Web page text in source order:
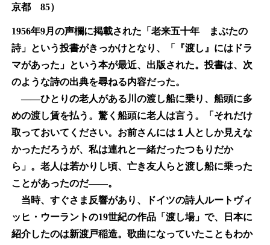
京都 85）
1956年9月の声欄に掲載された「老来五十年 まぶたの
詩」という投書がきっかけとなり、「『渡し』にはドラ
マがあった」という本が最近、出版された。投書は、次
のような詩の出典を尋ねる内容だった。
――ひとりの老人がある川の渡し船に乗り、船頭に多
めの渡し賃を払う。驚く船頭に老人は言う。「それだけ
取っておいてください。お前さんには１人としか見えな
かっただろうが、私は連れと一緒だったつもりだか
ら」。老人は若かりし頃、亡き友人らと渡し船に乗った
ことがあったのだ――。
当時、すぐさま反響があり、ドイツの詩人ルートヴィ
ッヒ・ウーラントの19世紀の作品「渡し場」で、日本に
紹介したのは新渡戸稲造。歌曲になっていたこともわか